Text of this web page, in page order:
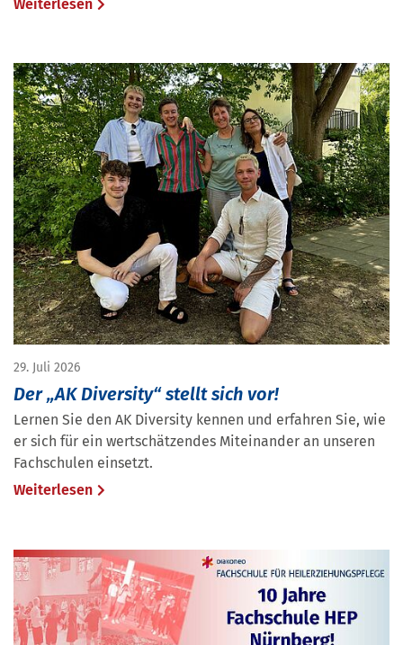
Weiterlesen
29. Juli 2026
Der „AK Diversity“ stellt sich vor!
Lernen Sie den AK Diversity kennen und erfahren Sie, wie
er sich für ein wertschätzendes Miteinander an unseren
Fachschulen einsetzt.
Weiterlesen